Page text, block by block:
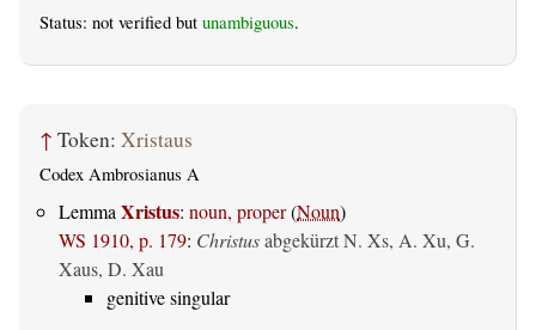
Status: not verified but unambiguous.
↑ Token: Xristaus
Codex Ambrosianus A
Lemma Xristus: noun, proper(Noun)
WS 1910, p. 179: Christusabgekürzt N. Xs, A. Xu, G.
Xaus, D. Xau
genitive singular